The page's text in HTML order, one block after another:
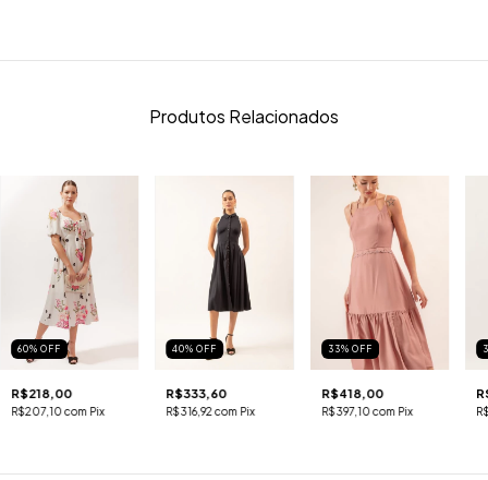
Produtos Relacionados
60% OFF
R$218,00
R$207,10com Pix
40%OFF
R$333,60
R$316,92com Pix
33% OFF
R$418,00
R$397,10com Pix